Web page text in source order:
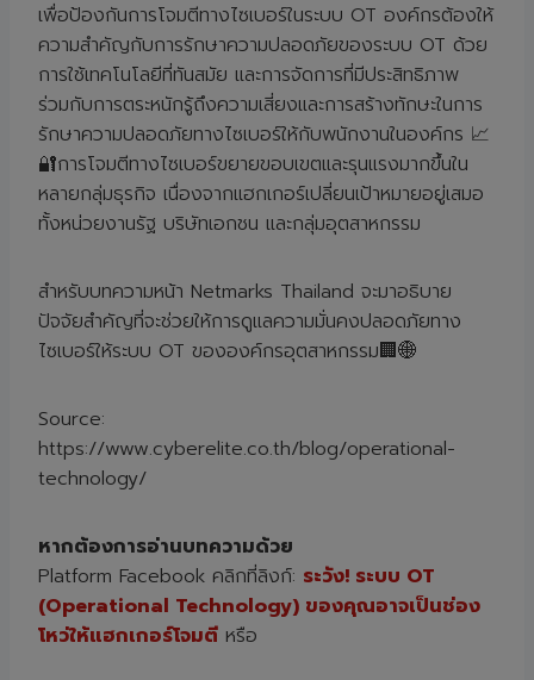
เพื่อป้องกันการโจมตีทางไซเบอร์ในระบบ OT องค์กรต้องให้
ความสำคัญกับการรักษาความปลอดภัยของระบบ OT ด้วย
การใช้เทคโนโลยีที่ทันสมัย และการจัดการที่มีประสิทธิภาพ
ร่วมกับการตระหนักรู้ถึงความเสี่ยงและการสร้างทักษะในการ
รักษาความปลอดภัยทางไซเบอร์ให้กับพนักงานในองค์กร 📈
🔐การโจมตีทางไซเบอร์ขยายขอบเขตและรุนแรงมากขึ้นใน
หลายกลุ่มธุรกิจ เนื่องจากแฮกเกอร์เปลี่ยนเป้าหมายอยู่เสมอ
ทั้งหน่วยงานรัฐ บริษัทเอกชน และกลุ่มอุตสาหกรรม
สำหรับบทความหน้า Netmarks Thailand จะมาอธิบาย
ปัจจัยสำคัญที่จะช่วยให้การดูแลความมั่นคงปลอดภัยทาง
ไซเบอร์ให้ระบบ OT ขององค์กรอุตสาหกรรม🏢🌐
Source:
https://www.cyberelite.co.th/blog/operational-
technology/
หากต้องการอ่านบทความด้วย
Platform Facebook คลิกที่ลิงก์: ระวัง! ระบบ OT
(Operational Technology) ของคุณอาจเป็นช่อง
โหว่ให้แฮกเกอร์โจมตี หรือ